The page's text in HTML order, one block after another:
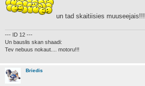
un tad skaitiisies muuseejais!!!
--- ID 12 ---
Un bauslis skan shaadi:
Tev nebuus nokaut.... motoru!!!
Briedis